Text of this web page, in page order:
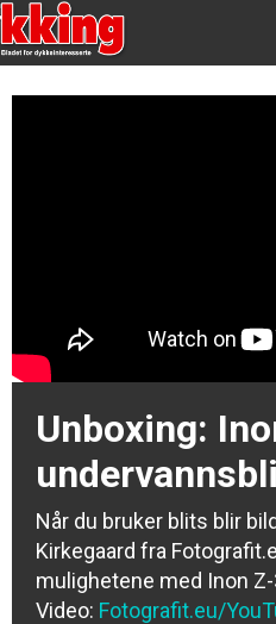
Unboxing:
Når du bruker blits blir
Kirkegaard fra
mulighetene med Inon
Video: Fotografit.eu/